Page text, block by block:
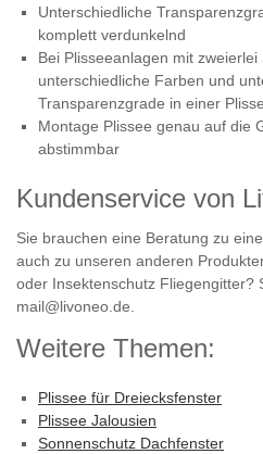
Unterschiedliche
komplett verdunkelnd
Bei Plisseeanlagen mit zweierlei
unterschiedliche Farben und
Transparenzgrade in einer
Montage Plissee genau auf die
abstimmbar
Kundenservice von
Sie brauchen eine Beratung zu
auch zu unseren anderen
oder Insektenschutz Fliegengitter?
mail@livoneo.de.
Weitere Themen:
Plissee für Dreiecksfenster
Plissee Jalousien
Sonnenschutz Dachfenster